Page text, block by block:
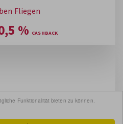
Funktionalität bieten zu können.
Fliegen
%